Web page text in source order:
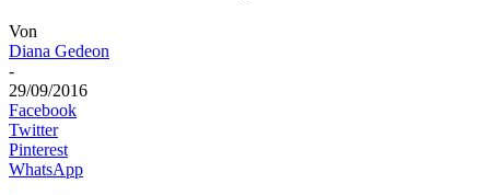
Von
Diana Gedeon
-
29/09/2016
Facebook
Twitter
Pinterest
WhatsApp